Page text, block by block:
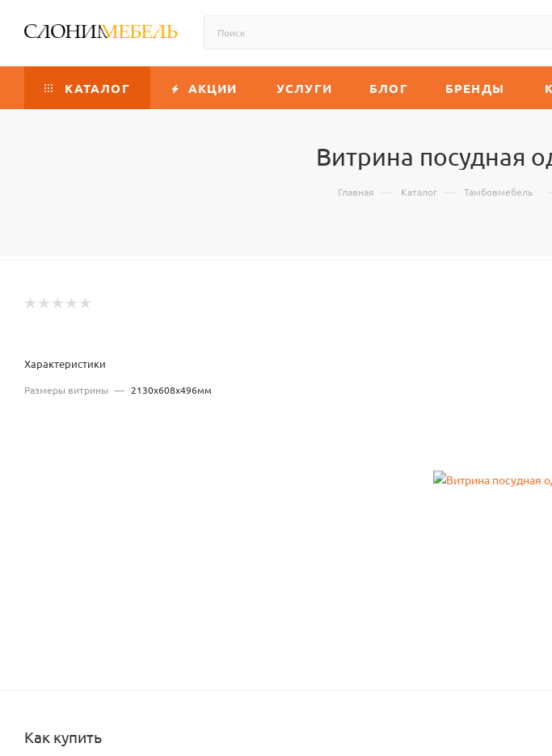
КАТАЛОГ АКЦИИ УСЛУГИ БЛОГ БРЕНДЫ
Витрина посудная
Главная — Каталог — Тамбовмебель
Характеристики
Размеры витрины — 2130x608x496мм
Как купить